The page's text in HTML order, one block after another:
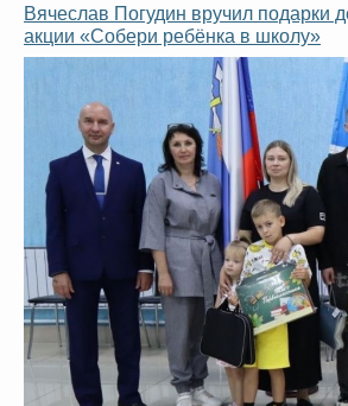
Вячеслав Погудин вручил подарки
акции «Собери ребёнка в школу»